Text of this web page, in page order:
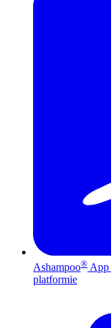
Ashampoo® App
platformie